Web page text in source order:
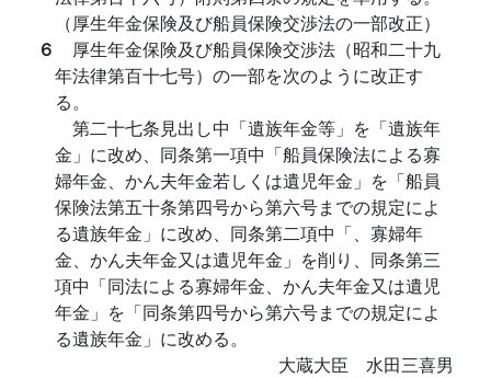
（厚生年金保険及び船員保険交渉法の一部改正）
６ 厚生年金保険及び船員保険交渉法（昭和二十九
年法律第百十七号）の一部を次のように改正す
る。
第二十七条見出し中「遺族年金等」を「遺族年
金」に改め、同条第一項中「船員保険法による寡
婦年金、かん夫年金若しくは遺児年金」を「船員
保険法第五十条第四号から第六号までの規定によ
る遺族年金」に改め、同条第二項中「、寡婦年
金、かん夫年金又は遺児年金」を削り、同条第三
項中「同法による寡婦年金、かん夫年金又は遺児
年金」を「同条第四号から第六号までの規定によ
る遺族年金」に改める。
大蔵大臣 水田三喜男